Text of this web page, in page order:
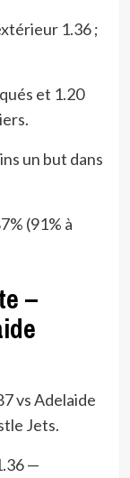
1.36 ;
et 1.20
un but dans
(91% à
–
vs Adelaide
Jets.
—